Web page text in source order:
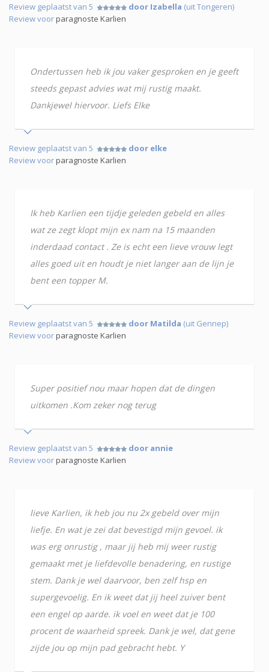
Review geplaatst van 5 door Izabella (uit Tongeren)
Review voorparagnoste Karlien
Ondertussen heb ik jou vaker gesproken en je geeft
steeds gepast advies wat mij rustig maakt.
Dankjewel hiervoor. Liefs Elke
Review geplaatst van 5
door elke
Review voorparagnoste Karlien
Ik heb Karlien een tijdje geleden gebeld en alles
wat ze zegt klopt mijn ex nam na 15 maanden
inderdaad contact . Ze is echt een lieve vrouw legt
alles goed uit en houdt je niet langer aan de lijn je
bent een topper M.
Review geplaatst van 5 door Matilda (uit Gennep)
Review voorparagnoste Karlien
Super positief nou maar hopen dat de dingen
uitkomen .Kom zeker nog terug
Review geplaatst van 5
door annie
Review voorparagnoste Karlien
lieve Karlien, ik heb jou nu 2x gebeld over mijn
liefje. En wat je zei dat bevestigd mijn gevoel. ik
was erg onrustig , maar jij heb mij weer rustig
gemaakt met je liefdevolle benadering, en rustige
stem. Dank je wel daarvoor, ben zelf hsp en
supergevoelig. En ik weet dat jij heel zuiver bent
een engel op aarde. ik voel en weet dat je 100
procent de waarheid spreek. Dank je wel, dat gene
zijde jou op mijn pad gebracht hebt. Y